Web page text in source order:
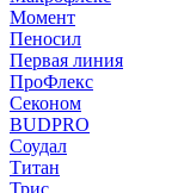
Момент
Пеносил
Первая линия
ПроФлекс
Секоном
BUDPRO
Соудал
Титан
Трис